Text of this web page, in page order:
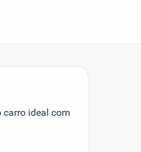
carro ideal com